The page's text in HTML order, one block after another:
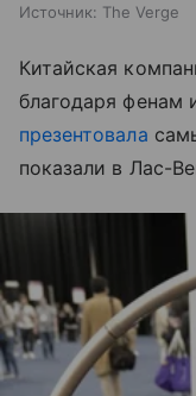
Источник: The Verge
Китайская
благодаря фенам
презентовала
показали в Лас-